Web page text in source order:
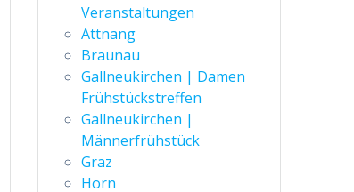
Veranstaltungen
Attnang
Braunau
Gallneukirchen | Damen
Frühstückstreffen
Gallneukirchen |
Männerfrühstück
Graz
Horn